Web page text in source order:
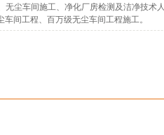
尘车间施工、净化厂房检测及洁净技术
间工程、百万级无尘车间工程施工。